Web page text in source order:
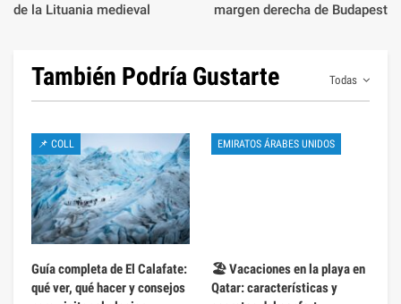
de la Lituania medieval
margen derecha de Budapest
Todas
También Podría Gustarte
📌 COLL
Guía completa de El Calafate:
qué ver, qué hacer y consejos
EMIRATOS ÁRABES UNIDOS
🏖️ Vacaciones en la playa en
Qatar: características y